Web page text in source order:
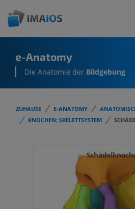
e-Anatomy
Die Anatomie der Bildgebung
ZUHAUSE E-ANATOMY
KNOCHEN; SKELETTSYSTEM